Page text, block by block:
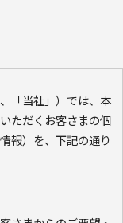
「当社」）では、本
ただくお客さまの個
報）を、下記の通り